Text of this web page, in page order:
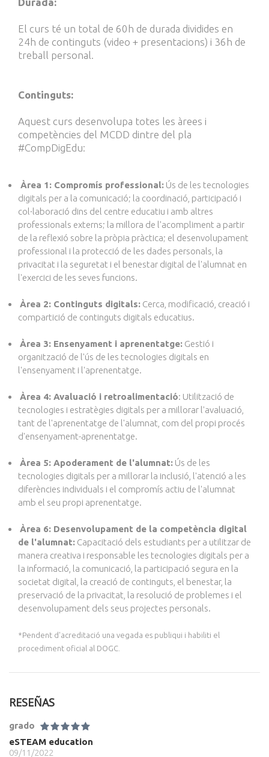
El curs té un total de 60h de durada dividides en
24h de continguts (video + presentacions) i 36h de
treball personal.
Continguts:
Aquest curs desenvolupa totes les àrees i
competències del MCDD dintre del pla
#CompDigEdu:
Àrea 1: Compromís professional: Ús de les tecnologies
digitals per a la comunicació; la coordinació, participació i
col·laboració dins del centre educatiu i amb altres
professionals externs; la millora de l'acompliment a partir
de la reflexió sobre la pròpia pràctica; el desenvolupament
professional i la protecció de les dades personals, la
privacitat i la seguretat i el benestar digital de l'alumnat en
l'exercici de les seves funcions.
Àrea 2: Continguts digitals: Cerca, modificació, creació i
compartició de continguts digitals educatius.
Àrea 3: Ensenyament i aprenentatge: Gestió i
organització de l'ús de les tecnologies digitals en
l'ensenyament i l'aprenentatge.
Àrea 4: Avaluació i retroalimentació: Utilització de
tecnologies i estratègies digitals per a millorar l'avaluació,
tant de l'aprenentatge de l'alumnat, com del propi procés
d'ensenyament-aprenentatge.
Àrea 5: Apoderament de l'alumnat: Ús de les
tecnologies digitals per a millorar la inclusió, l'atenció a les
diferències individuals i el compromís actiu de l'alumnat
amb el seu propi aprenentatge.
Àrea 6: Desenvolupament de la competència digital
de l'alumnat: Capacitació dels estudiants per a utilitzar de
manera creativa i responsable les tecnologies digitals per a
la informació, la comunicació, la participació segura en la
societat digital, la creació de continguts, el benestar, la
preservació de la privacitat, la resolució de problemes i el
desenvolupament dels seus projectes personals.
*Pendent d'acreditació una vegada es publiqui i habiliti el
procediment oficial al DOGC.
RESEÑAS
grado
eSTEAM education
09/11/2022